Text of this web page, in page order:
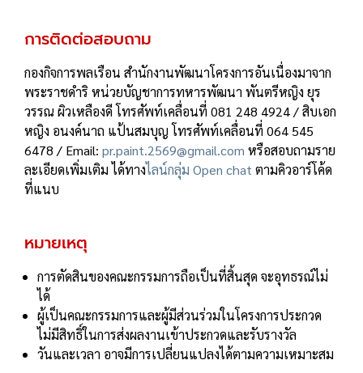
การติดต่อสอบถาม
กองกิจการพลเรือน สํานักงานพัฒนาโครงการอันเนื่องมาจาก
พระราชดําริ หน่วยบัญชาการทหารพัฒนา พันตรีหญิง ยุร
วรรณ ผิวเหลืองดี โทรศัพท์เคลื่อนที่ 081 248 4924 / สิบเอก
หญิง อนงค์นาถ แป้นสมบุญ โทรศัพท์เคลื่อนที่ 064 545
6478 / Email: pr.paint.2569@gmail.com หรือสอบถามราย
ละเอียดเพิ่มเติม ได้ทางไลน์กลุ่ม Open chat ตามคิวอาร์โค้ด
ที่แนบ
หมายเหตุ
การตัดสินของคณะกรรมการถือเป็นที่สิ้นสุด จะอุทธรณ์ไม่
ได้
ผู้เป็นคณะกรรมการและผู้มีส่วนร่วมในโครงการประกวด
ไม่มีสิทธิ์ในการส่งผลงานเข้าประกวดและรับรางวัล
วันและเวลา อาจมีการเปลี่ยนแปลงได้ตามความเหมาะสม